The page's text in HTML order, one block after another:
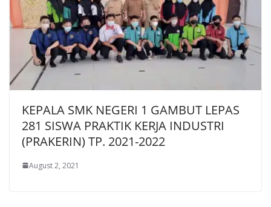
KEPALA SMK NEGERI 1 GAMBUT LEPAS
281 SISWA PRAKTIK KERJA INDUSTRI
(PRAKERIN) TP. 2021-2022
August 2, 2021